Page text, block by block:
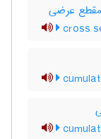
عرضی
cross